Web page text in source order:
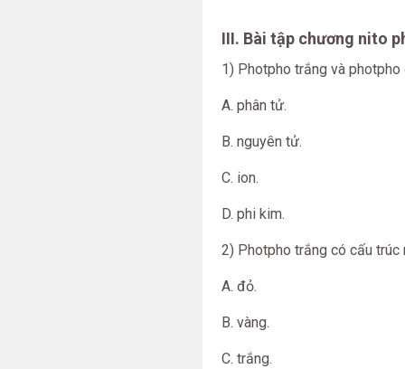
III. Bài tập chương nito
1) Photpho trắng và photpho
A. phân tử.
B. nguyên tử.
C. ion.
D. phi kim.
2) Photpho trắng có cấu trúc
A. đỏ.
B. vàng.
C. trắng.